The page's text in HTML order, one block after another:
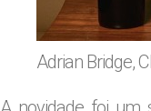
Adrian Bridge,